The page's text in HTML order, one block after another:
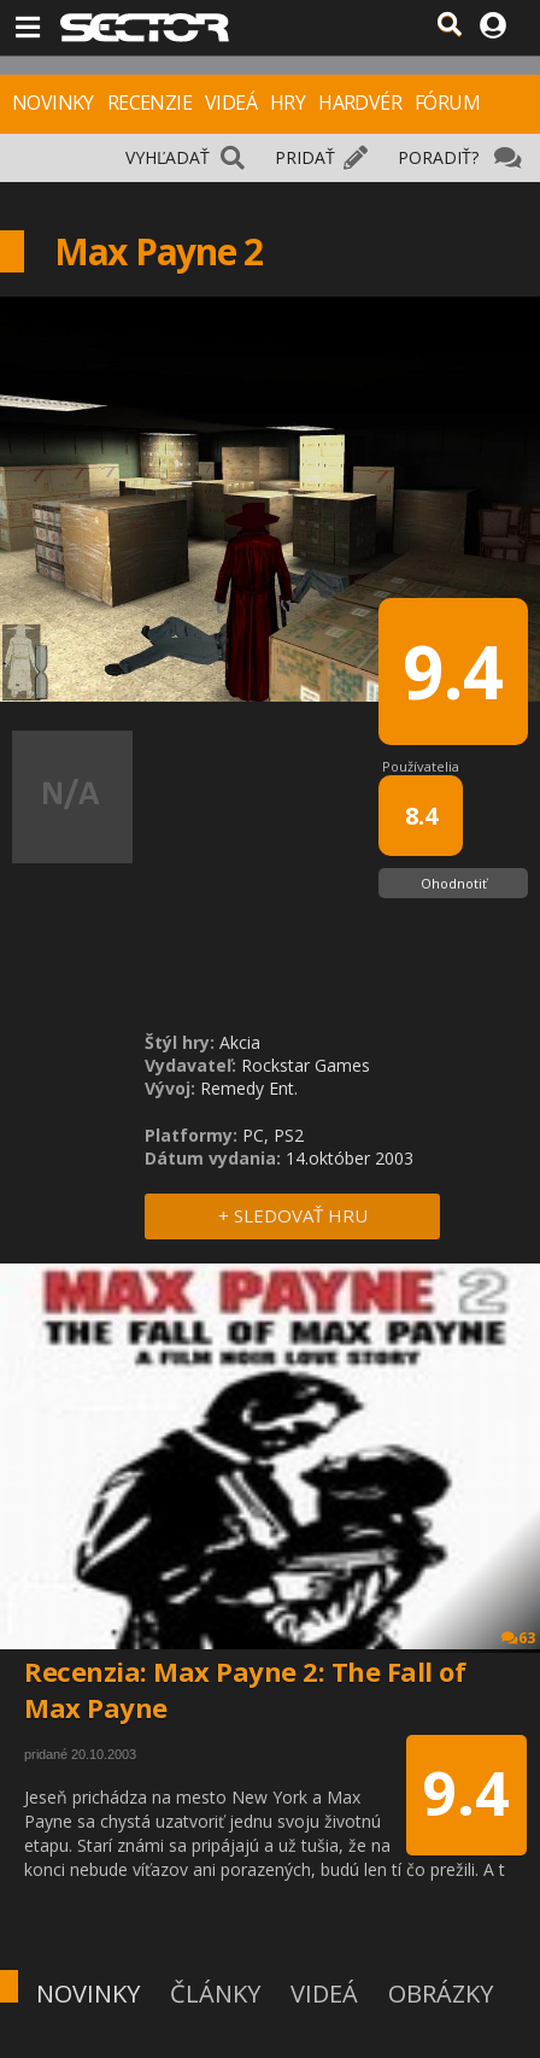
NOVINKY RECENZIE VIDEÁ HRY HARDVÉR FÓRUM
PORADIŤ?
PRIDAŤ
VYHĽADAŤ
Max Payne 2
9.4
Používatelia
8.4
Ohodnotiť
Štýl hry: Akcia
Vydavateľ: Rockstar Games
Vývoj: Remedy Ent.
Platformy: PC, PS2
Dátum vydania: 14.október 2003
+ SLEDOVAŤ HRU
63
Recenzia: Max Payne 2: The Fall of
Max Payne
9.4
pridané 20.10.2003
Jeseň prichádza na mesto New York a Max
Payne sa chystá uzatvoriť jednu svoju životnú
etapu. Starí známi sa pripájajú a už tušia, že na
konci nebude víťazov ani porazených, budú len tí čo prežili. A t
NOVINKY ČLÁNKY VIDEÁ OBRÁZKY